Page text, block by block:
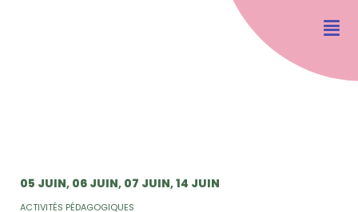
05 JUIN 06 JUIN 07 JUIN 14 JUIN
ACTIVITÉS PÉDAGOGIQUES